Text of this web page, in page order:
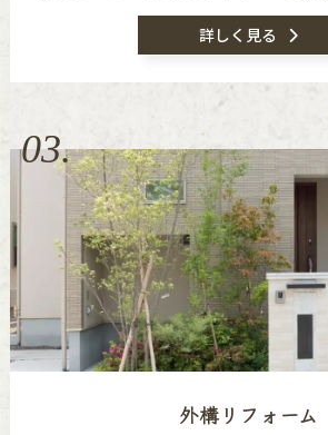
詳しく見る
外構リフォーム
03.